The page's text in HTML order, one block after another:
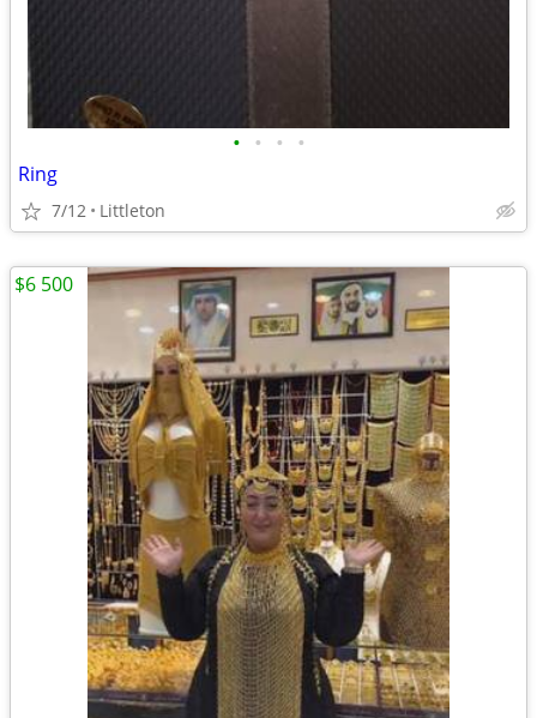
• • • •
Ring
7/12 Littleton
$6 500